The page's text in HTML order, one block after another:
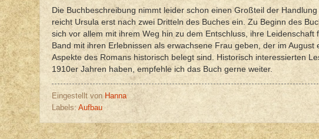
Die Buchbeschreibung nimmt leider schon einen Großteil der
reicht Ursula erst nach zwei Dritteln des Buches ein. Zu Beginn des
sich vor allem mit ihrem Weg hin zu dem Entschluss, ihre
Band mit ihren Erlebnissen als erwachsene Frau geben, der im
Aspekte des Romans historisch belegt sind. Historisch interessierten
1910er Jahren haben, empfehle ich das Buch gerne weiter.
Eingestellt von Hanna
Labels: Aufbau